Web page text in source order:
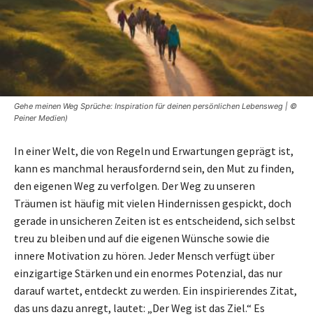
Gehe meinen Weg Sprüche: Inspiration für deinen persönlichen Lebensweg | ©
Peiner Medien)
In einer Welt, die von Regeln und Erwartungen geprägt ist,
kann es manchmal herausfordernd sein, den Mut zu finden,
den eigenen Weg zu verfolgen. Der Weg zu unseren
Träumen ist häufig mit vielen Hindernissen gespickt, doch
gerade in unsicheren Zeiten ist es entscheidend, sich selbst
treu zu bleiben und auf die eigenen Wünsche sowie die
innere Motivation zu hören. Jeder Mensch verfügt über
einzigartige Stärken und ein enormes Potenzial, das nur
darauf wartet, entdeckt zu werden. Ein inspirierendes Zitat,
das uns dazu anregt, lautet: „Der Weg ist das Ziel.“ Es